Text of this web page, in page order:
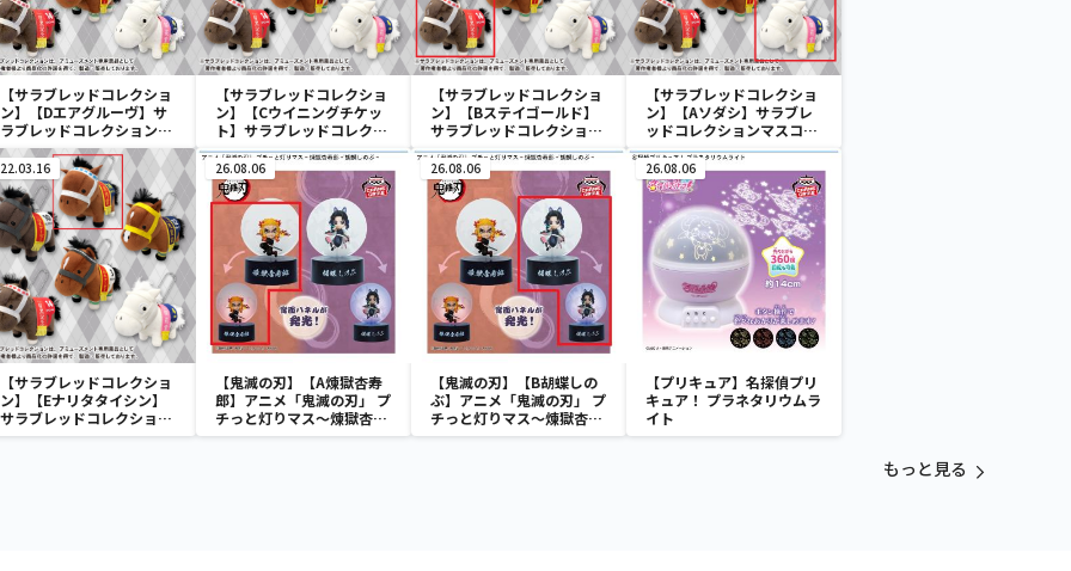
【サラブレッドコレクショ
ン】【Dエアグルーヴ】サ
ラブレッドコレクションマ
スコットBC3
【サラブレッドコレクショ
ン】【Cウイニングチケッ
ト】サラブレッドコレクシ
ョンマスコットBC3
【サラブレッドコレクショ
ン】【Bステイゴールド】
サラブレッドコレクション
マスコットBC3
【サラブレッドコレクショ
ン】【Aソダシ】サラブレ
ッドコレクションマスコッ
トBC3
22.03.16
【サラブレッドコレクショ
ン】【Eナリタタイシン】
サラブレッドコレクション
マスコットBC3
26.08.06
【鬼滅の刃】【A煉獄杏寿
郎】アニメ「鬼滅の刃」 プ
チっと灯りマス～煉獄杏寿
郎・胡蝶しのぶ～
26.08.06
【鬼滅の刃】【B胡蝶しの
ぶ】アニメ「鬼滅の刃」 プ
チっと灯りマス～煉獄杏寿
郎・胡蝶しのぶ～
26.08.06
【プリキュア】名探偵プリ
キュア！ プラネタリウムラ
イト
もっと見る